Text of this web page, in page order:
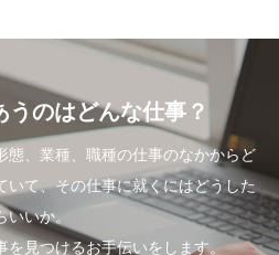
うのはどんな仕事？
態、業種、職種の仕事のなかからど
いて、その仕事に就くにはどうした
いいか。
を見つけるお手伝いをします。